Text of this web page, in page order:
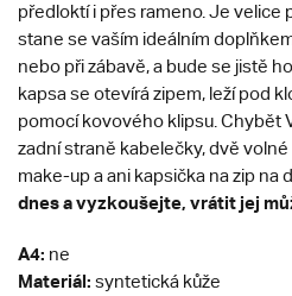
předloktí i přes rameno. Je velice
stane se vaším ideálním
nebo při zábavě, a bude se jistě
kapsa se otevírá zipem, leží pod
pomocí kovového klipsu. Chybět
zadní straně kabelečky, dvě
make-up a ani kapsička na zip na
dnes a vyzkoušejte, vrátit jej
A4: ne
Materiál: syntetická kůže